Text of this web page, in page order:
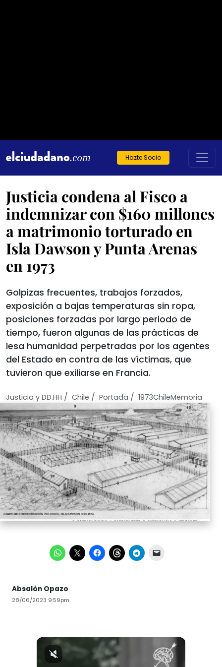
Hazte Socio
Justicia condena al Fisco a
indemnizar con $160 millones
a matrimonio torturado en
Isla Dawson y Punta Arenas
en 1973
Golpizas frecuentes, trabajos forzados,
exposición a bajas temperaturas sin ropa,
posiciones forzadas por largo periodo de
tiempo, fueron algunas de las prácticas de
lesa humanidad perpetradas por los agentes
del Estado en contra de las víctimas, que
tuvieron que exiliarse en Francia.
Justicia y DD.HH / Chile / Portada / 1973ChileMemoria
Absalón Opazo
28/06/2023 9:59pm